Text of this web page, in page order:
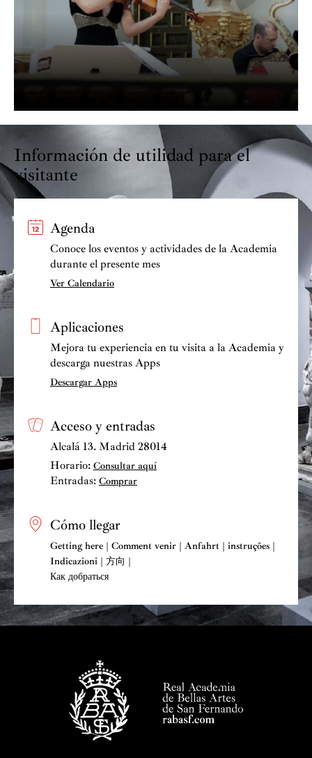
Información de utilidad para el
visitante
Agenda
Conoce los eventos y actividades de la Academia
durante el presente mes
Ver Calendario
Aplicaciones
Mejora tu experiencia en tu visita a la Academia y
descarga nuestras Apps
Descargar Apps
Acceso y entradas
Alcalá 13. Madrid 28014
Horario: Consultar aquí
Entradas: Comprar
Cómo llegar
Getting here | Comment venir | Anfahrt | instruções |
Indicazioni | 方向 |
Как добраться